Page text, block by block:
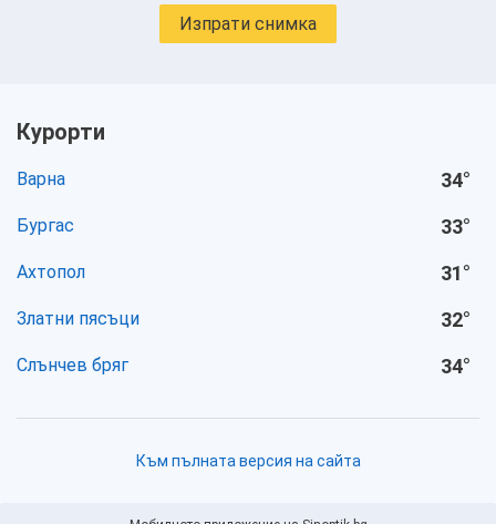
Изпрати снимка
Курорти
Варна 34°
Бургас 33°
Ахтопол 31°
Златни пясъци 32°
Слънчев бряг 34°
Към пълната версия на сайта